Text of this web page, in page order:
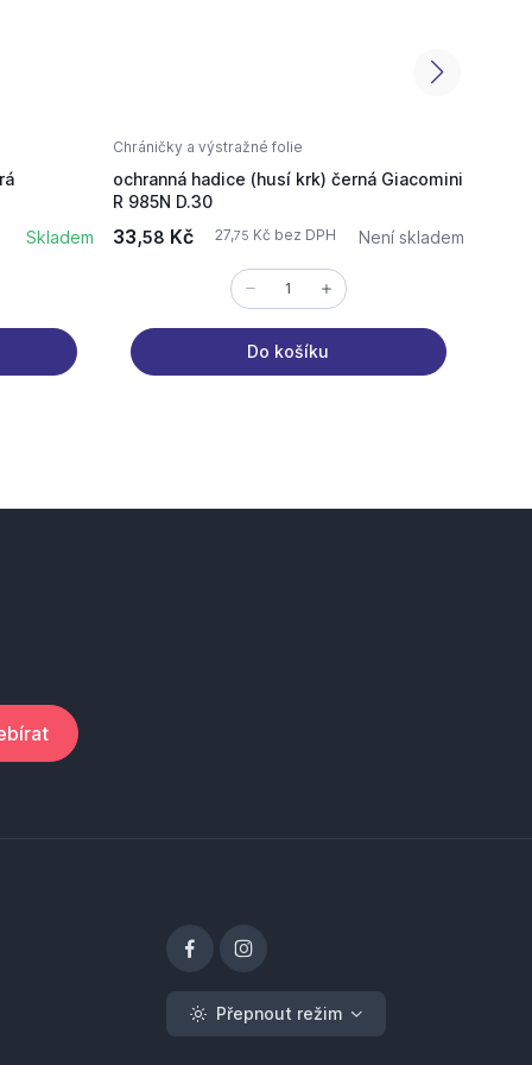
Skladem
Chráničky a výstražné folie
ochranná hadice (husí krk) černá Giacomini
R 985N D.30
33,58 Kč 27,75 Kč bez DPH Není skladem
Do košíku
Přepnout režim